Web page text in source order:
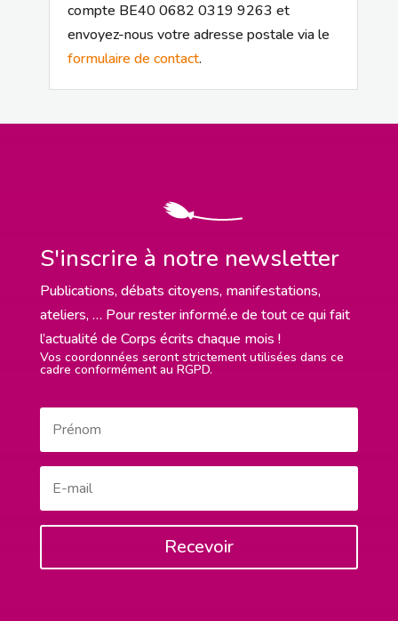
compte BE40 0682 0319 9263 et
envoyez-nous votre adresse postale via le
formulaire de contact.
S'inscrire à notre newsletter
Publications, débats citoyens, manifestations,
ateliers, … Pour rester informé.e de tout ce qui fait
l’actualité de Corps écrits chaque mois !
Vos coordonnées seront strictement utilisées dans ce
cadre conformément au RGPD.
Recevoir